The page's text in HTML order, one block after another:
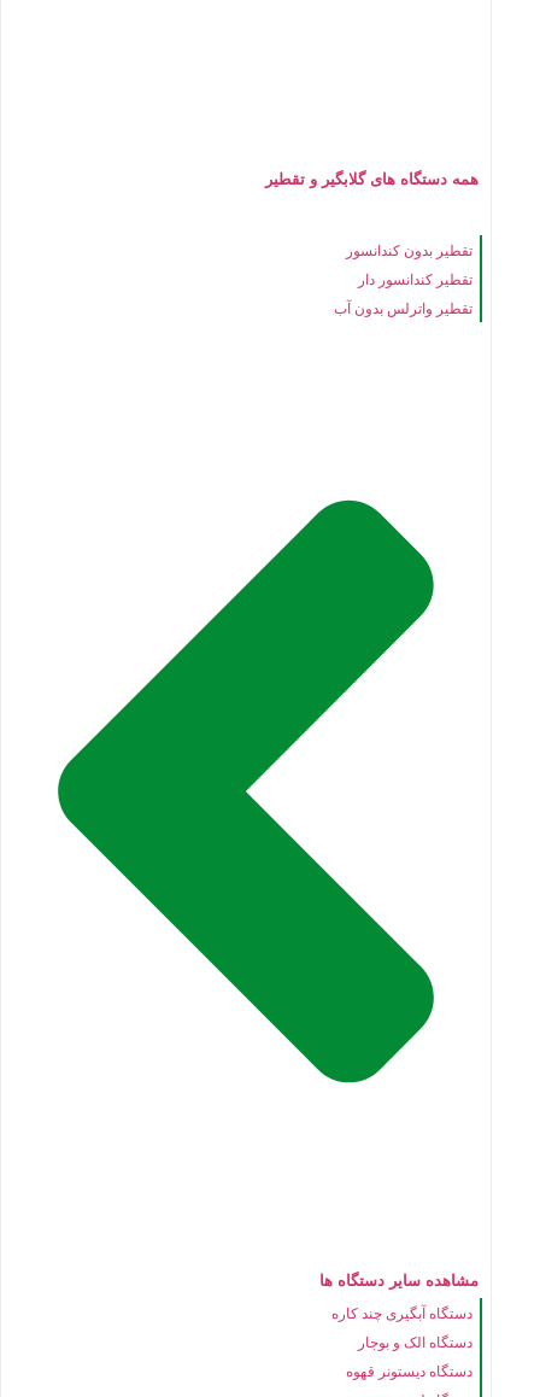
همه دستگاه های گلابگیر و تقطیر
تقطیر بدون کندانسور
تقطیر کندانسور دار
تقطیر واترلس بدون آب
مشاهده سایر دستگاه ها
دستگاه آبگیری چند کاره
دستگاه الک و بوجار
دستگاه دیستونر قهوه